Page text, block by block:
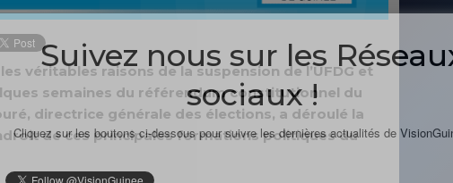
véritables raisons de la suspension de l’UFDG et
semaines du référendum constitutionnel du
directrice générale des élections, a déroulé la
de ces principales formations politiques du
Suivez nous sur les
sociaux !
Cliquez sur les boutons ci-dessous pour suivre les dernières actualités de